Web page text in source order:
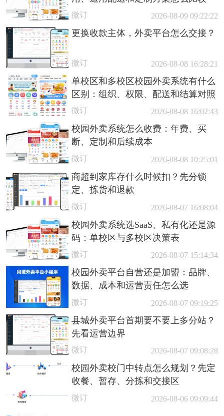
微订 2026-08-09 09:22:22
更换收款主体，外卖平台怎么交接？
微订 2026-08-08 16:28:21
单校区和多校区校园外卖系统有什么
区别：组织、权限、配送和结算对照
微订 2026-08-08 16:02:43
校园外卖系统怎么收费：年费、买
断、定制和后续成本
微订 2026-08-08 10:25:01
商超到家库存什么时候扣？先分锁
定、拣货和退款
微订 2026-08-07 16:08:04
校园外卖系统选SaaS、私有化还是源
码：单校区与多校区决策表
微订 2026-08-07 15:14:34
校园外卖平台自营还是加盟：品牌、
数据、成本和运营责任怎么选
微订 2026-08-07 09:19:25
县城外卖平台首期要不要上多分站？
先看运营边界
微订 2026-08-07 09:08:28
校园外卖校门中转点怎么规划？先定
收餐、暂存、分拣和交接区
微订 2026-08-06 09:09:44